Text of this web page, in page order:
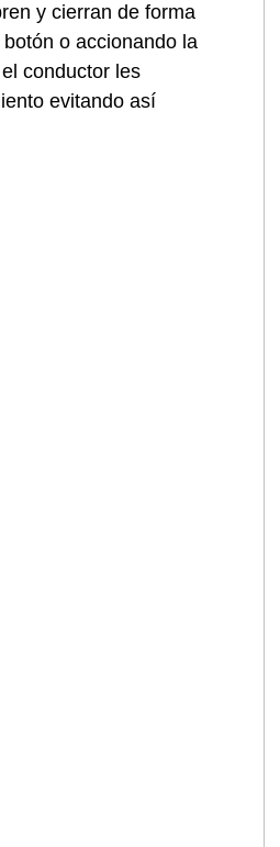
y cierran de forma
o accionando la
conductor les
evitando así